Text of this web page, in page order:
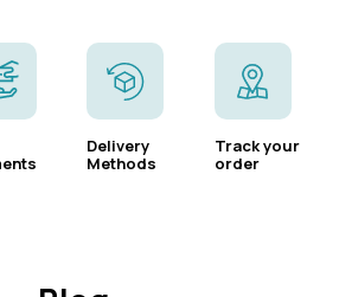
Delivery
Methods
Track your
order